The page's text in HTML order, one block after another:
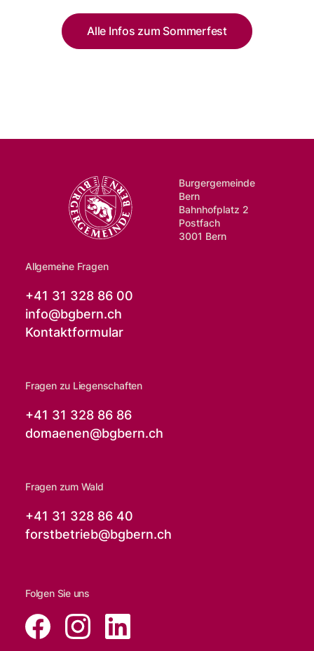
Alle Infos zum Sommerfest
Burgergemeinde
Bern
Bahnhofplatz 2
Postfach
3001 Bern
Allgemeine Fragen
+41 31 328 86 00
info@bgbern.ch
Kontaktformular
Fragen zu Liegenschaften
+41 31 328 86 86
domaenen@bgbern.ch
Fragen zum Wald
+41 31 328 86 40
forstbetrieb@bgbern.ch
Folgen Sie uns